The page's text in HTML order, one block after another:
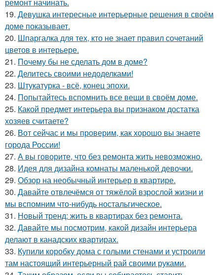
19. Девушка интересные интерьерные решения в своём
доме показывает.
20. Шпаргалка для тех, кто не знает правил сочетаний
цветов в интерьере.
21. Почему бы не сделать дом в доме?
22. Делитесь своими недоделками!
23. Штукатурка - всё, конец эпохи.
24. Попытайтесь вспомнить все вещи в своём доме.
25. Какой предмет интерьера вы признаком достатка
хозяев считаете?
26. Вот сейчас и мы проверим, как хорошо вы знаете
города России!
27. А вы говорите, что без ремонта жить невозможно.
28. Идея для дизайна комнаты маленькой девочки.
29. Обзор на необычный интерьер в квартире.
30. Давайте отвлечёмся от тяжёлой взрослой жизни и
мы вспомним что-нибудь ностальгическое.
31. Новый тренд: жить в квартирах без ремонта.
32. Давайте мы посмотрим, какой дизайн интерьера
делают в канадских квартирах.
33. Купили коробку дома с голыми стенами и устроили
там настоящий интерьерный рай своими руками.